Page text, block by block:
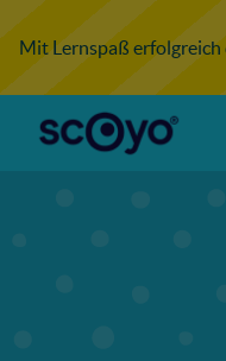
Mit Lernspaß erfolgreich